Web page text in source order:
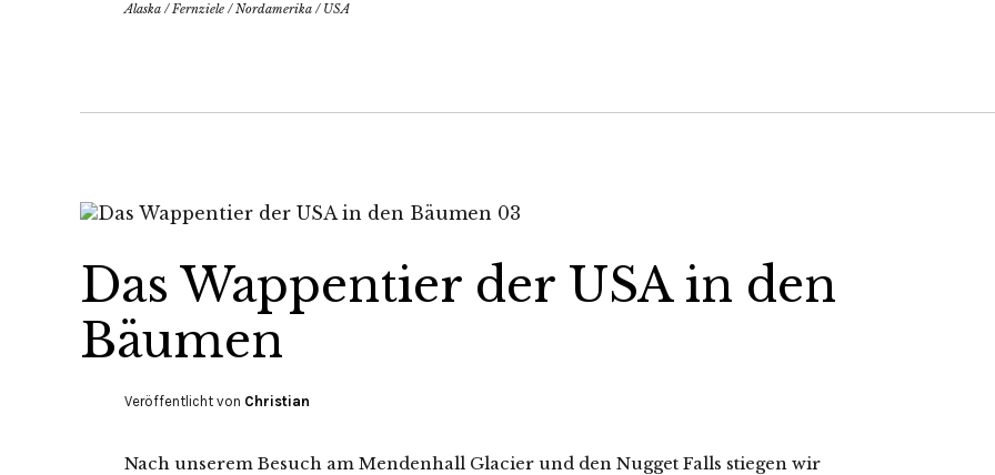
Alaska /Fernziele /Nordamerika / USA
Das Wappentier der USA in den
Bäumen
Veröffentlicht von Christian
Nach unserem Besuch am Mendenhall Glacier und den Nugget Falls stiegen wir